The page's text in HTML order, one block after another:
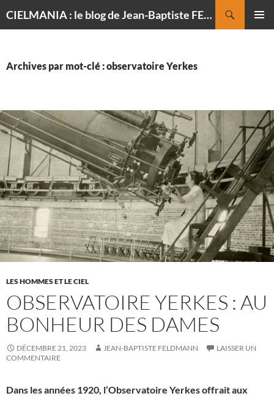
CIELMANIA : le blog de Jean-Baptiste FELDMANN, photographe du ciel
Archives par mot-clé : observatoire Yerkes
LES HOMMES ET LE CIEL
OBSERVATOIRE YERKES : AU
BONHEUR DES DAMES
DÉCEMBRE 21, 2023 JEAN-BAPTISTE FELDMANN
LAISSER UN
COMMENTAIRE
Dans les années 1920, l’Observatoire Yerkes offrait aux